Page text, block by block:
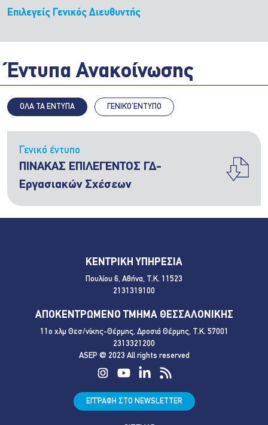
Επιλεγείς Γενικός Διευθυντής
Έντυπα Ανακοίνωσης
ΟΛΑ ΤΑ ΕΝΤΥΠΑ ΓΕΝΙΚΌ ΈΝΤΥΠΟ
Γενικό έντυπο
ΠΙΝΑΚΑΣ ΕΠΙΛΕΓΕΝΤΟΣ ΓΔ-
Εργασιακών Σχέσεων
ΚΕΝΤΡΙΚΗ ΥΠΗΡΕΣΙΑ
Πουλίου 6, Αθήνα, Τ.Κ. 11523
2131319100
ΑΠΟΚΕΝΤΡΩΜΕΝΟ ΤΜΗΜΑ ΘΕΣΣΑΛΟΝΙΚΗΣ
11ο χλμ Θεσ/νίκης-Θέρμης, Δροσιά Θέρμης, Τ.Κ. 57001
2313321200
ASEP @ 2023 All rights reserved
ΕΓΓΡΑΦΗ ΣΤΟ NEWSLETTER